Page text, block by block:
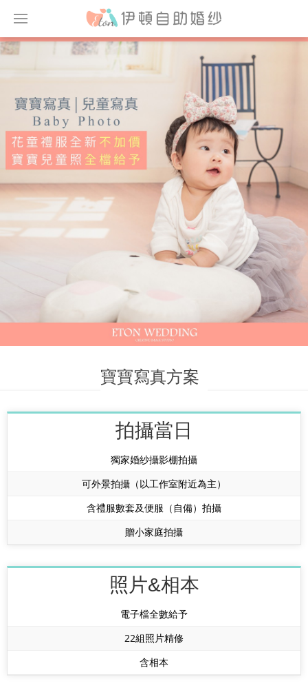
寶寶寫真方案
拍攝當日
獨家婚紗攝影棚拍攝
可外景拍攝（以工作室附近為主）
含禮服數套及便服（自備）拍攝
贈小家庭拍攝
照片&相本
電子檔全數給予
22組照片精修
含相本